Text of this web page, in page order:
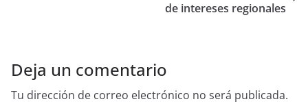
de intereses regionales
Deja un comentario
Tu dirección de correo electrónico no será publicada.